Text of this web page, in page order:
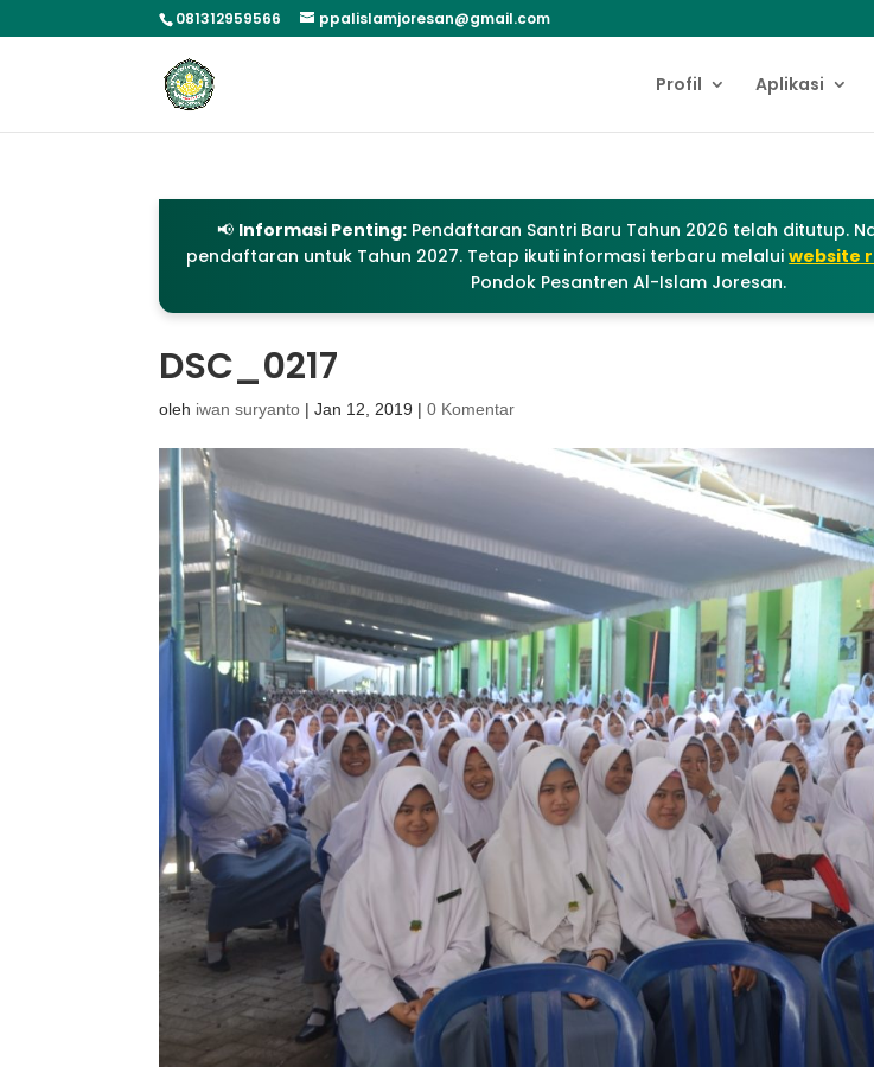
081312959566 ppalislamjoresan@gmail.com
Profil Aplikasi
📢 Informasi Penting:Pendaftaran Santri Baru Tahun 2026 telah ditutup.
pendaftaran untuk Tahun 2027. Tetap ikuti informasi terbaru melaluiwebsite
Pondok Pesantren Al-Islam Joresan.
DSC_0217
oleh iwan suryanto |Jan 12, 2019 |0 Komentar